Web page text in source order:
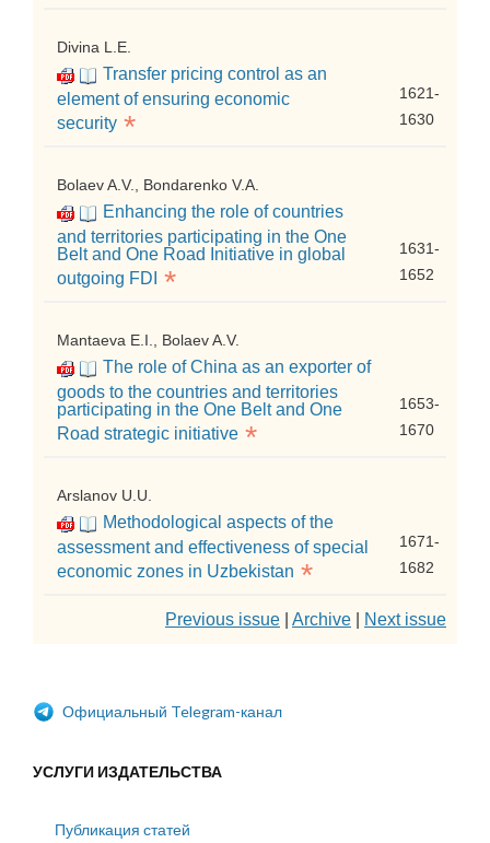
Divina L.E.
Transfer pricing control as an
element of ensuring economic
security *
1621-
1630
Bolaev A.V., Bondarenko V.A.
Enhancing the role of countries
and territories participating in the One
Belt and One Road Initiative in global
outgoing FDI
*
1631-
1652
Mantaeva E.I., Bolaev A.V.
The role of China as an exporter of
goods to the countries and territories
participating in the One Belt and One
Road strategic initiative *
1653-
1670
Arslanov U.U.
Methodological aspects of the
assessment and effectiveness of special
economic zones in Uzbekistan *
1671-
1682
Previous issue Archive Next issue
Официальный Telegram-канал
УСЛУГИ ИЗДАТЕЛЬСТВА
Публикация статей